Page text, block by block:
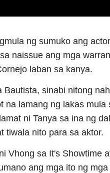
ng sumuko ang
naissue ang mga
laban sa kanya.
Bautista, sinabi nitong
na lamang ng lakas mula
ni Tanya sa ina ng
tiwala nito para sa aktor.
Vhong sa It's Showtime
ang mga ito ng